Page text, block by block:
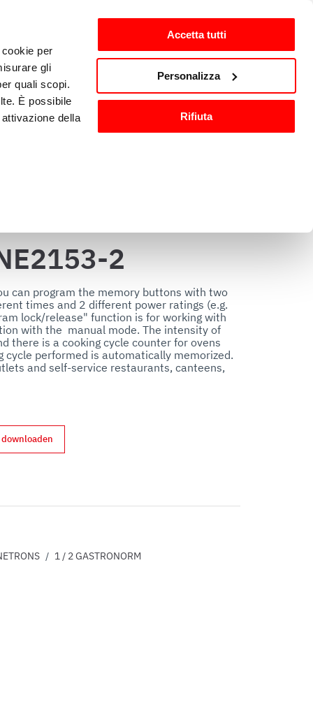
per
gli
quali scopi.
È possibile
della
il nostro
altre
Accetta tutti
Personalizza
Rifiuta
nl-NL
Wassen en
sanitisatie
Keukenaccessoires
2
can program the memory buttons with two
times and 2 different power ratings (e.g.
lock/release" function is for working with
with the  manual mode. The intensity of
there is a cooking cycle counter for ovens
performed is automatically memorized.
and self-service restaurants, canteens,
/ 1 / 2 GASTRONORM